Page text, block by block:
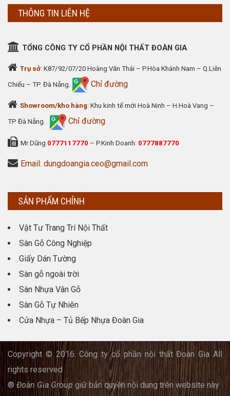
THÔNG TIN LIÊN HỆ
TỔNG CÔNG TY CỔ PHẦN NỘI THẤT ĐOÀN GIA
Trụ sở: K87/92/07/20 Hoàng Văn Thái – P.Hòa Khánh Nam – Q.Liên
Chiểu – TP. Đà Nẵng. Chỉ đường
Showroom/kho hàng: Khu kinh tế mới Hoà Ninh – H.Hoà Vang –
TP Đà Nẵng. Chỉ đường
Mr Dũng 0777117770 – P.Kinh Doanh: 0777887770
Email: dungdoangia.ceo@gmail.com
SẢN PHẨM CHÍNH
Vật Tư Trang Trí Nội Thất
Sàn Gỗ Công Nghiệp
Giấy Dán Tường
Sàn gỗ ngoài trời
Sàn Nhựa Vân Gỗ
Sàn Gỗ Tự Nhiên
Cửa Nhựa – Tủ Bếp Nhựa Đoàn Gia
Copyright © 2016. Công ty cổ phần nội thất Đoàn Gia All
rights reserved
® Đoàn Gia Group giữ bản quyền nội dung trên website này